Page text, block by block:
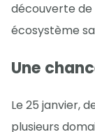
découverte de
écosystème
Une
Le 25 janvier,
plusieurs